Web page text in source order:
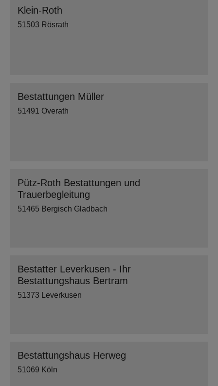
Klein-Roth
51503 Rösrath
Bestattungen Müller
51491 Overath
Pütz-Roth Bestattungen und
Trauerbegleitung
51465 Bergisch Gladbach
Bestatter Leverkusen - Ihr
Bestattungshaus Bertram
51373 Leverkusen
Bestattungshaus Herweg
51069 Köln